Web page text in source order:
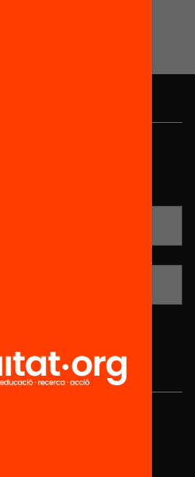
people who already
and projects for